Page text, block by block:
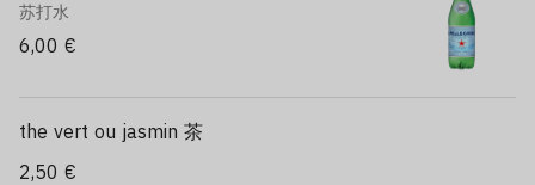
苏打水
6,00 €
the vert ou jasmin 茶
2,50 €